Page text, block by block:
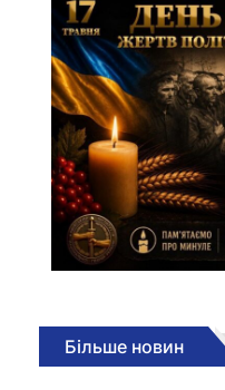
Більше новин